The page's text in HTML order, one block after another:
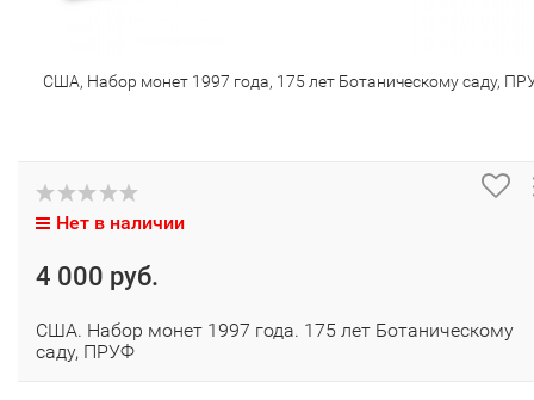
США, Набор монет 1997 года, 175 лет Ботаническому саду,
Нет в наличии
4 000 руб.
США. Набор монет 1997 года. 175 лет Ботаническому
саду, ПРУФ